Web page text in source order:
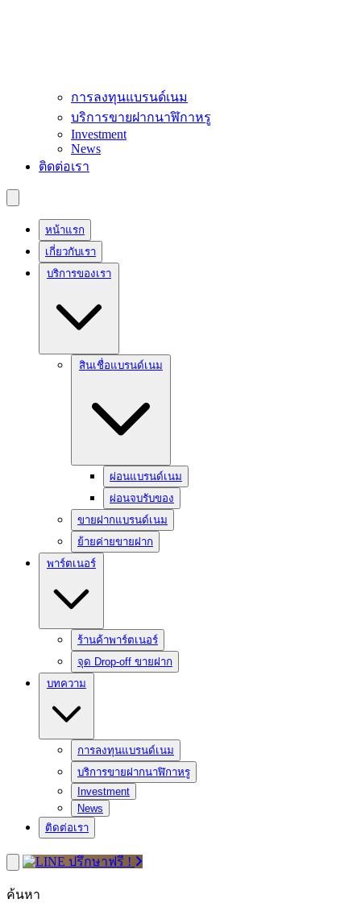
การลงทุนแบรนด์เนม
บริการขายฝากนาฬิกาหรู
Investment
News
ติดต่อเรา
หน้าแรก
เกี่ยวกับเรา
บริการของเรา
สินเชื่อแบรนด์เนม
ผ่อนแบรนด์เนม
ผ่อนจบรับของ
ขายฝากแบรนด์เนม
ย้ายค่ายขายฝาก
พาร์ตเนอร์
ร้านค้าพาร์ตเนอร์
จุด Drop-off ขายฝาก
บทความ
การลงทุนแบรนด์เนม
บริการขายฝากนาฬิกาหรู
Investment
News
ติดต่อเรา
ปรึกษาฟรี !
ค้นหา